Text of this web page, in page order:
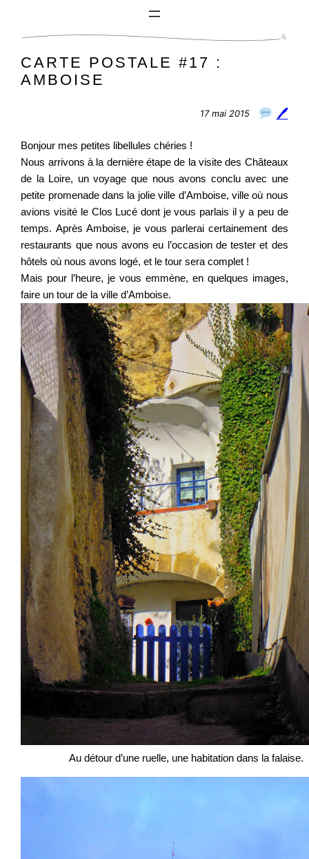
CARTE POSTALE #17 :
AMBOISE
17 mai 2015 🖊
Bonjour mes petites libellules chéries !
Nous arrivons à la dernière étape de la visite des Châteaux
de la Loire, un voyage que nous avons conclu avec une
petite promenade dans la jolie ville d’Amboise, ville où nous
avions visité le Clos Lucé dont je vous parlais il y a peu de
temps. Après Amboise, je vous parlerai certainement des
restaurants que nous avons eu l’occasion de tester et des
hôtels où nous avons logé, et le tour sera complet !
Mais pour l’heure, je vous emmène, en quelques images,
faire un tour de la ville d’Amboise.
Au détour d’une ruelle, une habitation dans la falaise.